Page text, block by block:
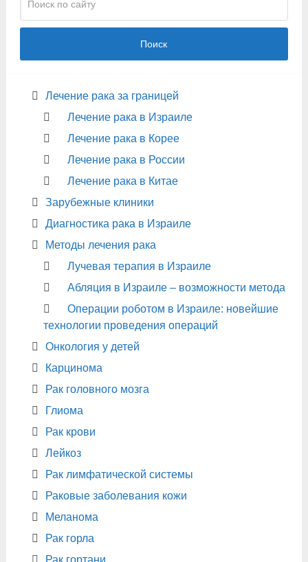
Поиск
Лечение рака за границей
Лечение рака в Израиле
Лечение рака в Корее
Лечение рака в России
Лечение рака в Китае
Зарубежные клиники
Диагностика рака в Израиле
Методы лечения рака
Лучевая терапия в Израиле
Абляция в Израиле – возможности метода
Операции роботом в Израиле: новейшие
технологии проведения операций
Онкология у детей
Карцинома
Рак головного мозга
Глиома
Рак крови
Лейкоз
Рак лимфатической системы
Раковые заболевания кожи
Меланома
Рак горла
Рак гортани